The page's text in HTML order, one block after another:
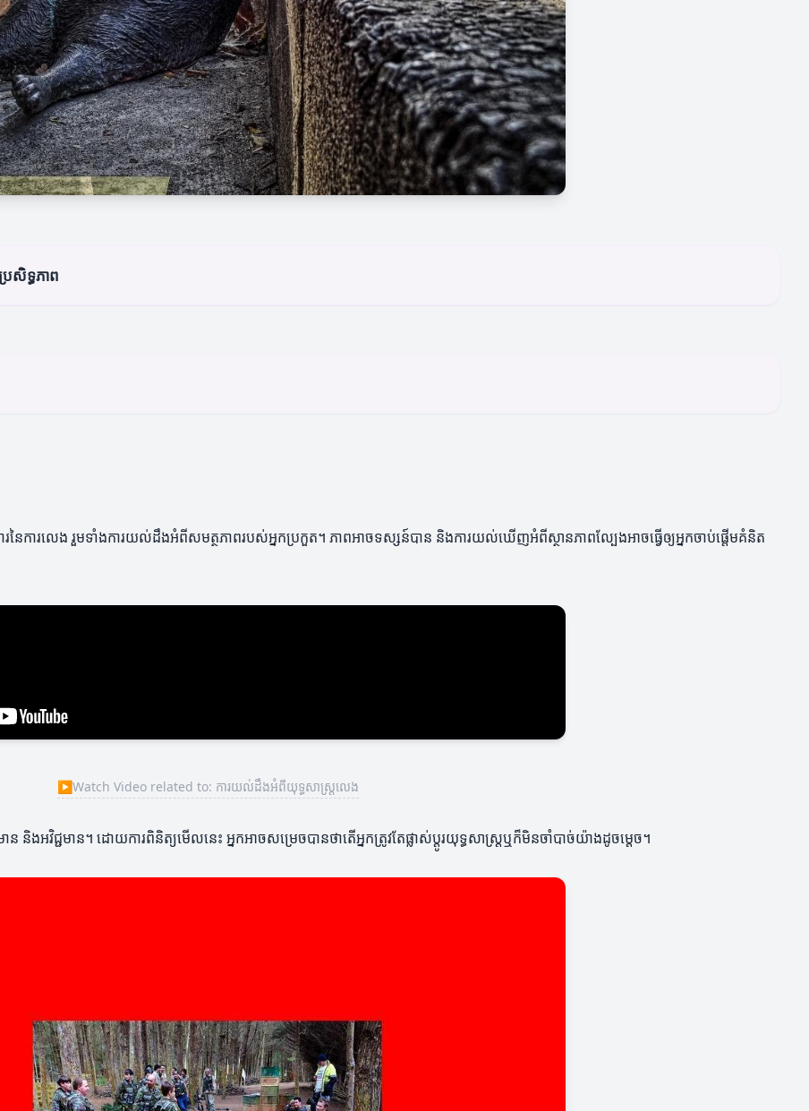
សិទ្ធភាព
ៃការលេង រួមទាំងការយល់ដឹងអំពីសមត្ថភាពរបស់អ្នកប្រកួត។ ភាពអាចទស្សន៍បាន និងការយល់ឃើញអំពីស្ថានភាពល្បែងអាចធ្វើឲ្យអ្នកចាប់ផ្តើមគំនិត
▶Watch Video related to: ការយល់ដឹងអំពីយុទ្ធសាស្ត្រលេង
អវិជ្ជមាន។ ដោយការពិនិត្យមើលនេះ អ្នកអាចសម្រេចបានថាតើអ្នកត្រូវតែផ្លាស់ប្តូរយុទ្ធសាស្ត្រឬក៏មិនចាំបាច់យ៉ាងដូចម្តេច។